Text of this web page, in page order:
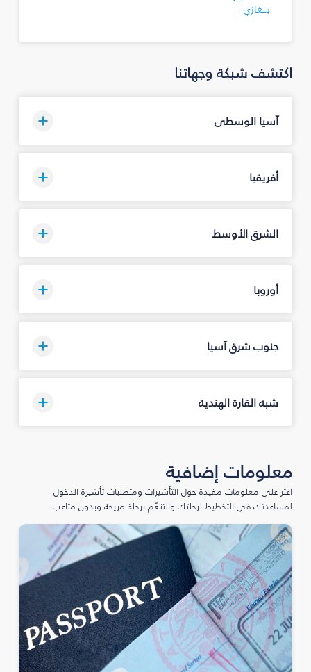
بنغازي
اكتشف شبكة وجهاتنا
آسيا الوسطى
أفريقيا
الشرق الأوسط
أوروبا
جنوب شرق آسيا
شبه القارة الهندية
معلومات إضافية
اعثر على معلومات مفيدة حول التأشيرات ومتطلبات تأشيرة الدخول
لمساعدتك في التخطيط لرحلتك والتنعّم برحلة مريحة وبدون متاعب.